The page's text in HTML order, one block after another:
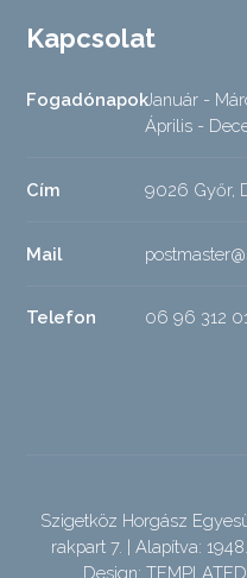
Kapcsolat
FogadónapokJanuár -
Április -
Cím 9026 Győr,
Mail
Telefon 06 96 312
Szigetköz Horgász
rakpart 7. | Alapítva:
Design: TEMPLATED